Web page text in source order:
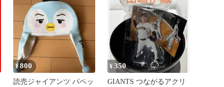
¥800
読売ジャイアンツ パペッ
¥350
GIANTS つながるアクリ